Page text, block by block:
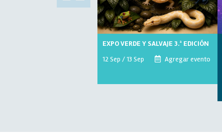
EXPO VERDE Y SALVAJE 3.ª EDICIÓN
12 Sep / 13 Sep
Agregar evento